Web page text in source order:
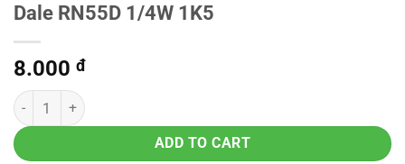
Dale RN55D 1/4W 1K5
8.000 đ
ADD TO CART